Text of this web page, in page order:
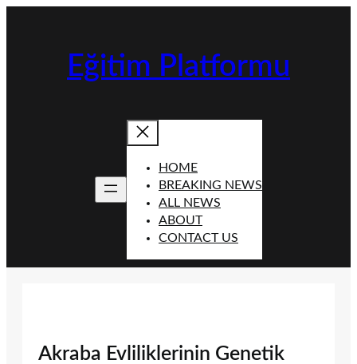
Eğitim Platformu
HOME
BREAKING NEWS
ALL NEWS
ABOUT
CONTACT US
Akraba Evliliklerinin Genetik